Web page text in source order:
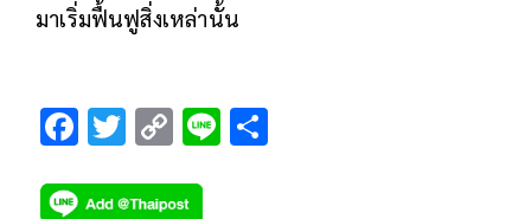
มาเริ่มฟื้นฟูสิ่งเหล่านั้น
F
e
T
tt
C
p
Li